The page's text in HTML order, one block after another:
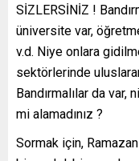
SİZLERSİNİZ !
üniversite var,
v.d. Niye onlara
sektörlerinde
Bandırmalılar da
mi alamadınız ?
Sormak için,